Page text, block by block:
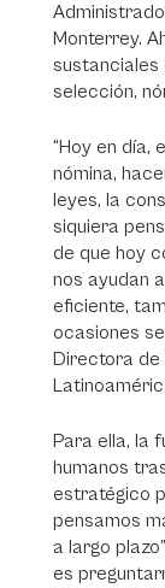
Monterrey.
sustanciales
selección,
“Hoy en día,
nómina,
leyes, la
siquiera
de que hoy
nos ayudan
eficiente,
ocasiones
Directora de
Para ella, la
humanos
estratégico
pensamos
a largo
es